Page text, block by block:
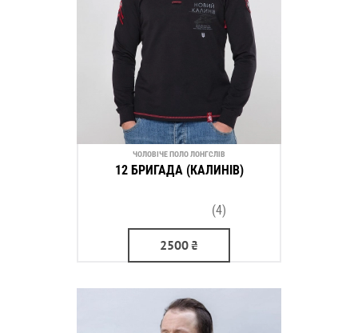
ЧОЛОВІЧЕ ПОЛО ЛОНГСЛІВ
12 БРИГАДА (КАЛИНІВ)
(4)
2500₴